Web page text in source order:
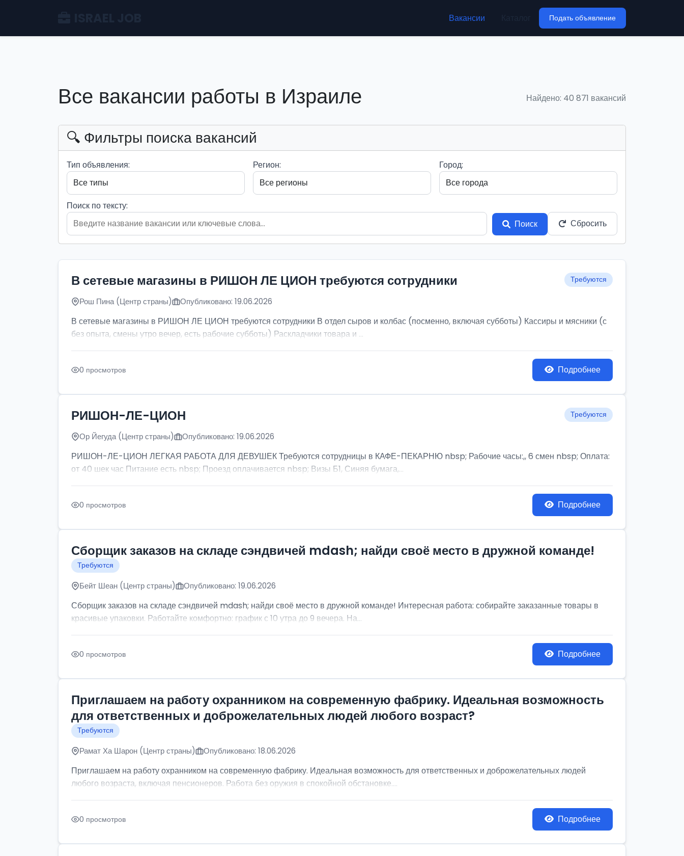
Вакансии Подать объявление
Все вакансии работы в Израиле Найдено: 40 871 вакансий
🔍 Фильтры поиска вакансий
Тип объявления: Регион: Город:
Поиск по тексту:
Поиск
Сбросить
В сетевые магазины в РИШОН ЛЕ ЦИОН требуются сотрудники Требуются
Рош Пина (Центр страны) Опубликовано: 19.06.2026
В сетевые магазины в РИШОН ЛЕ ЦИОН требуются сотрудники В отдел сыров и колбас (посменно, включая субботы) Кассиры и мясники (с
без опыта, смены утро вечер, есть рабочие субботы) Раскладчики товара и ...
0 просмотров Подробнее
РИШОН-ЛЕ-ЦИОН Требуются
Ор Йегуда (Центр страны) Опубликовано: 19.06.2026
РИШОН-ЛЕ-ЦИОН ЛЕГКАЯ РАБОТА ДЛЯ ДЕВУШЕК Требуются сотрудницы в КАФЕ-ПЕКАРНЮ nbsp; Рабочие часы:,, 6 смен nbsp; Оплата:
от 40 шек час Питание есть nbsp; Проезд оплачивается nbsp; Визы Б1, Синяя бумага,...
0 просмотров Подробнее
Сборщик заказов на складе сэндвичей mdash; найди своё место в дружной команде!
Требуются
Бейт Шеан (Центр страны) Опубликовано: 19.06.2026
Сборщик заказов на складе сэндвичей mdash; найди своё место в дружной команде! Интересная работа: собирайте заказанные товары в
красивые упаковки. Работайте комфортно: график с 10 утра до 9 вечера. На...
0 просмотров Подробнее
Приглашаем на работу охранником на современную фабрику. Идеальная возможность
для ответственных и доброжелательных людей любого возраст?
Требуются
Рамат Ха Шарон (Центр страны) Опубликовано: 18.06.2026
Приглашаем на работу охранником на современную фабрику. Идеальная возможность для ответственных и доброжелательных людей
любого возраста, включая пенсионеров. Работа без оружия в спокойной обстановке....
0 просмотров Подробнее